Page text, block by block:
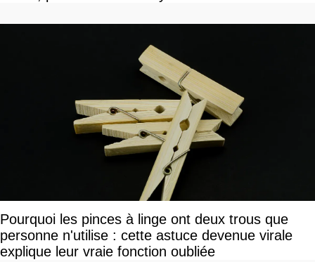
Pourquoi les pinces à linge ont deux trous que
personne n'utilise : cette astuce devenue virale
explique leur vraie fonction oubliée